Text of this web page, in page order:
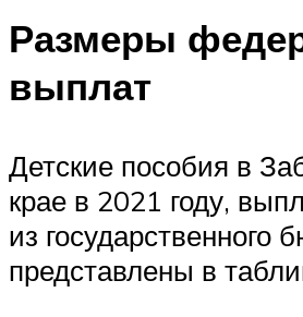
Размеры
выплат
Детские пособия в
крае в 2021 году,
из государственного
представлены в